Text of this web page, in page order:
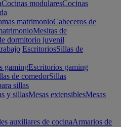
Cocinas modularesCocinas
matrimonioCabeceros de
Mesitas de
dormitorio juvenil
EscritoriosSillas de
gamingEscritorios gaming
de comedorSillas
sillas
y sillasMesas extensiblesMesas
auxiliares de cocinaArmarios de